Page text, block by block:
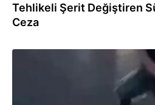
Tehlikeli Şerit Değiştiren
Ceza